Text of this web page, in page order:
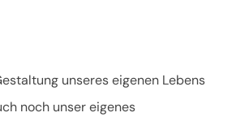
unseres eigenen Lebens
noch unser eigenes